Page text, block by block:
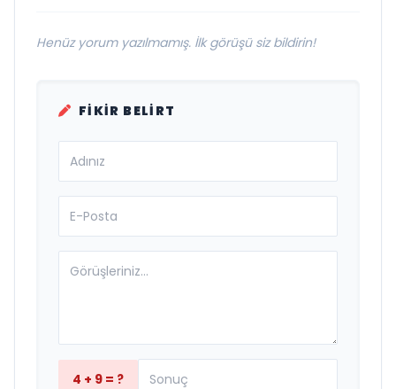
Henüz yorum yazılmamış. İlk görüşü siz bildirin!
FIKIR BELIRT
4 + 9 = ?